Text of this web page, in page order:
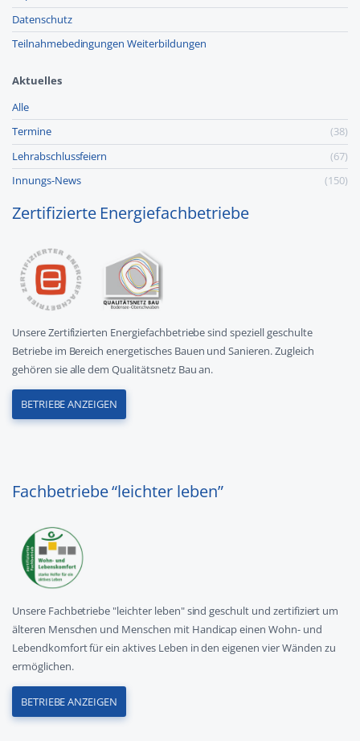
Datenschutz
Teilnahmebedingungen Weiterbildungen
Aktuelles
Alle
Termine
(38)
Lehr­abschluss­feiern
(67)
Innungs-News
(150)
Zertifizierte Energiefachbetriebe
Unsere Zertifizierten Energiefachbetriebe sind speziell geschulte
Betriebe im Bereich energetisches Bauen und Sanieren. Zugleich
gehören sie alle dem Qualitätsnetz Bau an.
BETRIEBE ANZEIGEN
Fachbetriebe “leichter leben”
Unsere Fachbetriebe "leichter leben" sind geschult und zertifiziert um
älteren Menschen und Menschen mit Handicap einen Wohn- und
Lebendkomfort für ein aktives Leben in den eigenen vier Wänden zu
ermöglichen.
BETRIEBE ANZEIGEN